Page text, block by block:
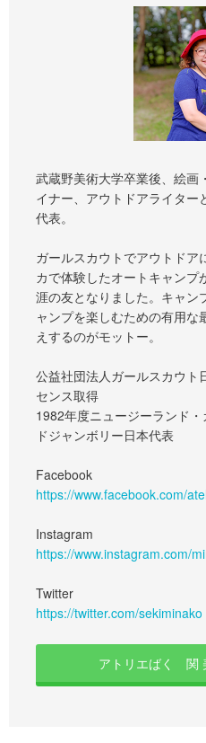
武蔵野美術大学卒業後、絵画
イナー、アウトドアライター
代表。
ガールスカウトでアウトドア
カで体験したオートキャンプ
涯の友となりました。キャン
ャンプを楽しむための有用
えするのがモットー。
公益社団法人ガールスカウト
センス取得
1982年度ニュージーランド
ドジャンボリー日本代表
Facebook
https://www.facebook.com/
Instagram
https://www.instagram.com/
Twitter
https://twitter.com/sekiminako
アトリエばく 関